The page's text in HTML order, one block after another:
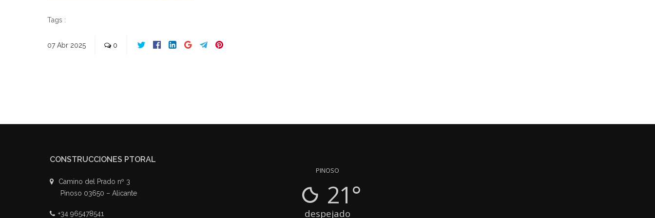
Tags :
07 Abr 2025 0
CONSTRUCCIONES PTORAL
Camino del Prado nº 3
Pinoso 03650 – Alicante
+34 965478541
PINOSO
21°
despejado